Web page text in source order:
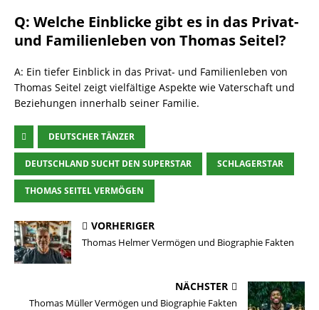
Q: Welche Einblicke gibt es in das Privat-
und Familienleben von Thomas Seitel?
A: Ein tiefer Einblick in das Privat- und Familienleben von
Thomas Seitel zeigt vielfältige Aspekte wie Vaterschaft und
Beziehungen innerhalb seiner Familie.
DEUTSCHER TÄNZER
DEUTSCHLAND SUCHT DEN SUPERSTAR SCHLAGERSTAR
THOMAS SEITEL VERMÖGEN
VORHERIGER
Thomas Helmer Vermögen und Biographie Fakten
NÄCHSTER
Thomas Müller Vermögen und Biographie Fakten